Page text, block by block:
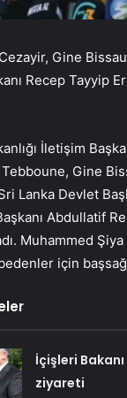
Gine
Recep Tayyip
İletişim
Gine
Lanka Devlet
Abdullatif
Muhammed
için
İçişleri
ziyareti